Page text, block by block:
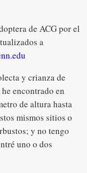
de ACG por el
a
y crianza de
encontrado en
de altura hasta
mismos sitios o
y no tengo
uno o dos